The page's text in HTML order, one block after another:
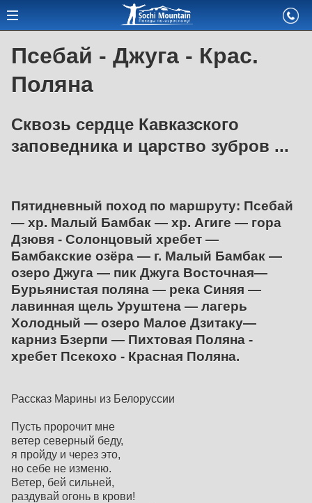
Псебай - Джуга - Крас.
Поляна
Сквозь сердце Кавказского
заповедника и царство зубров ...
Пятидневный поход по маршруту: Псебай
— хр. Малый Бамбак — хр. Агиге — гора
Дзювя - Солонцовый хребет —
Бамбакские озёра — г. Малый Бамбак —
озеро Джуга — пик Джуга Восточная—
Бурьянистая поляна — река Синяя —
лавинная щель Уруштена — лагерь
Холодный — озеро Малое Дзитаку—
карниз Бзерпи — Пихтовая Поляна -
хребет Псекохо - Красная Поляна.
Рассказ Марины из Белоруссии
Пусть пророчит мне
ветер северный беду,
я пройду и через это,
но себе не изменю.
Ветер, бей сильней,
раздувай огонь в крови!